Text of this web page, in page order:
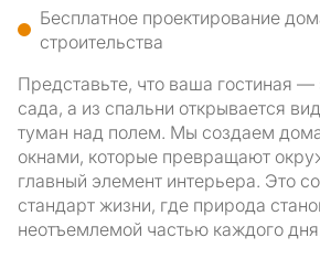
Бесплатное проектирование
строительства
Представьте, что ваша гостиная
сада, а из спальни открывается
туман над полем. Мы создаем
окнами, которые превращают
главный элемент интерьера. Это
стандарт жизни, где природа
неотъемлемой частью каждого